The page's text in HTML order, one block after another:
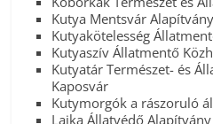
Kutya Mentsvár Alapítvány
Kutyakötelesség
Kutyaszív Állatmentő
Kutyatár Természet- és
Kaposvár
Kutymorgók a rászoruló
Lajka Állatvédő Alapítvány